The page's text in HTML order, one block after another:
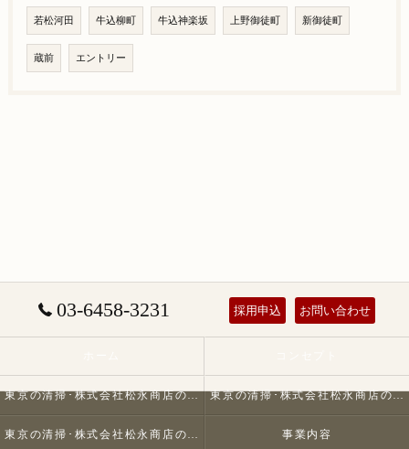
若松河田 牛込柳町 牛込神楽坂 上野御徒町 新御徒町
蔵前 エントリー
03-6458-3231 採用申込 お問い合わせ
東京の清掃･株式会社松永商店の口コミ情報 東京の清掃･株式会社松永商店の評判
東京の清掃･株式会社松永商店のお客様の声 事業内容